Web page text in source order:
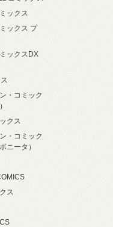
ックス
ックス プ
ックスDX
・コミック
クス
・コミック
ニータ）
ス